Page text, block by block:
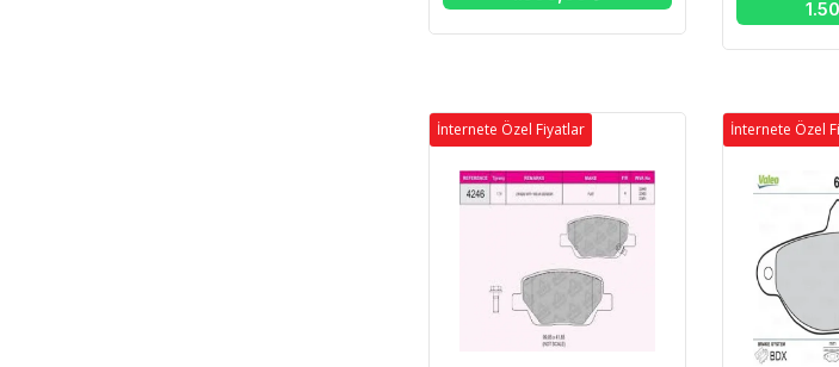
İnternete Özel Fiyatlar İnternete Özel